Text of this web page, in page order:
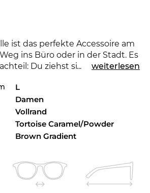
ist das perfekte Accessoire am
ins Büro oder in der Stadt. Es
Du ziehst sicherlich den
kannst du zeigen, dass du ein
die laufende Saison setzt das
mit der Kollektion Maßstäbe
Farbe würde zu Deinem
eigentlich besser passen?
Linien verleihen dem klassischen
... weiterlesen
L
Damen
Vollrand
Tortoise Caramel/Powder
Brown Gradient